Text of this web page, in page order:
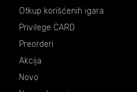
Otkup korišćenih igara
Privilege CARD
Preorderi
Akcija
Novo